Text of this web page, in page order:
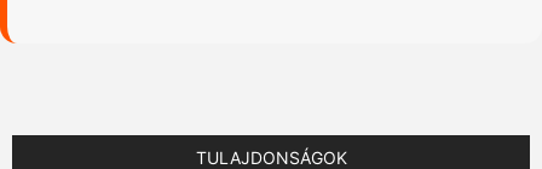
TULAJDONSÁGOK